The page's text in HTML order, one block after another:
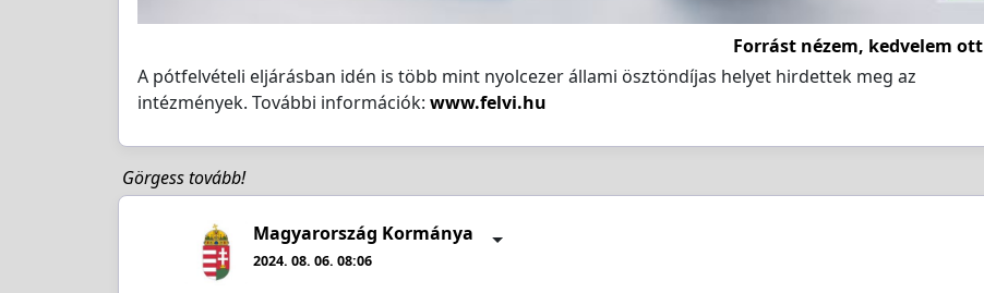
Forrást nézem, kedvelem ott
A pótfelvételi eljárásban idén is több mint nyolcezer állami ösztöndíjas helyet hirdettek meg az
intézmények. További információk: www.felvi.hu
Görgess tovább!
Magyarország Kormánya
2024. 08. 06. 08:06